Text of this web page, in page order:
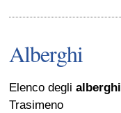
Alberghi
Elenco deglialberghi
Trasimeno